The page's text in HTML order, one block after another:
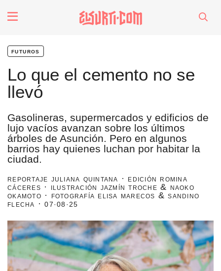
Futuros
Soberanas
Oligarquía
Despacio Sonoro
especiales
invasores vip
estronismo climático
escuelas fumigadas
futuros
Lo que el cemento no se
llevó
Gasolineras, supermercados y edificios de
lujo vacíos avanzan sobre los últimos
árboles de Asunción. Pero en algunos
barrios hay quienes luchan por habitar la
ciudad.
reportaje juliana quintana · edición romina
cáceres · ilustración jazmín troche & naoko
okamoto · fotografía elisa marecos & sandino
flecha ·07·08·25